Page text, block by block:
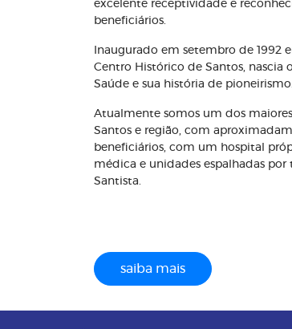
O Plano Santa Saúde iniciou a sua
um dos pioneiros planos de saúde
beneficiários.
Inaugurado em setembro de 1992
Atualmente somos um dos
Santos e região, com
beneficiários, com um hospital